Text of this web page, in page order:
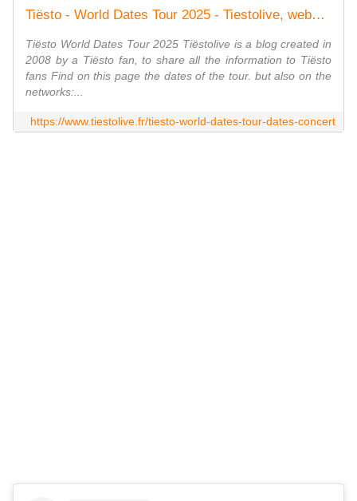
Tiësto - World Dates Tour 2025 - Tiestolive, website Tiesto
Tiësto World Dates Tour 2025 Tiëstolive is a blog created in
2008 by a Tiësto fan, to share all the information to Tiësto
fans Find on this page the dates of the tour. but also on the
networks:...
https://www.tiestolive.fr/tiesto-world-dates-tour-dates-concert